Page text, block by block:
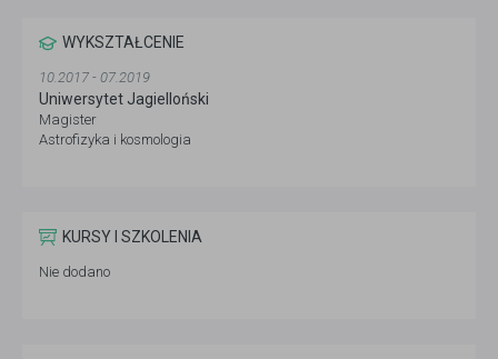
WYKSZTAŁCENIE
10.2017 - 07.2019
Uniwersytet Jagielloński
Magister
Astrofizyka i kosmologia
KURSY I SZKOLENIA
Nie dodano